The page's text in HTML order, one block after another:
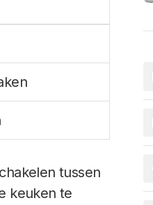
tussen
keuken te